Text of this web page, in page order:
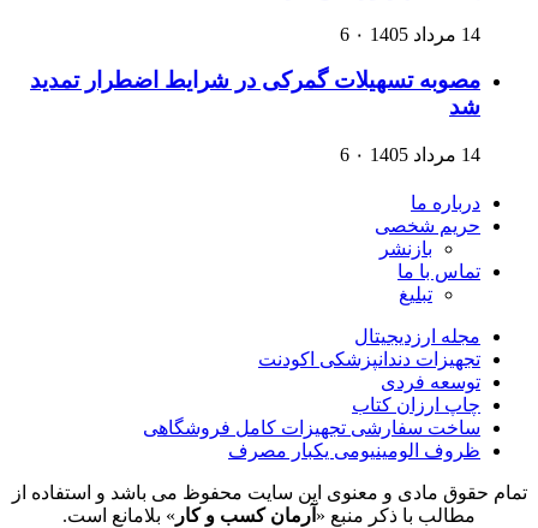
14 مرداد 1405 ۰ 6
مصوبه تسهیلات گمرکی در شرایط اضطرار تمدید
شد
14 مرداد 1405 ۰ 6
درباره ما
حریم شخصی
بازنشر
تماس با ما
تبلیغ
مجله ارزدیجیتال
تجهیزات دندانپزشکی اکودنت
توسعه فردی
چاپ ارزان کتاب
ساخت سفارشی تجهیزات کامل فروشگاهی
ظروف الومینیومی یکبار مصرف
تمام حقوق مادی و معنوی این سایت محفوظ می باشد و استفاده از
مطالب با ذکر منبع « آرمان کسب و کار » بلامانع است.